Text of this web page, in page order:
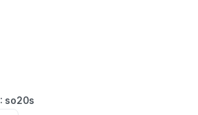
사162
에 감사한 하루164
다166
: so20s